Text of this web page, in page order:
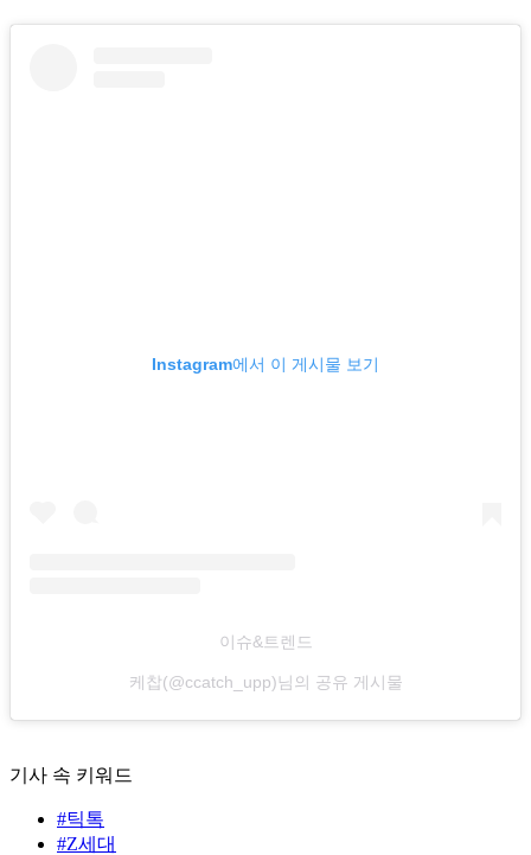
Instagram에서 이 게시물 보기
이슈&트렌드
케찹(@ccatch_upp)님의 공유 게시물
기사 속 키워드
#틱톡
#Z세대